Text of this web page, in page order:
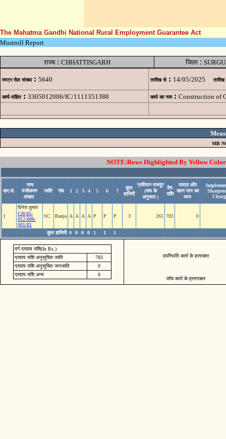
The Mahatma Gandhi National Rural Employment Guarantee Act
Mustroll Report
राज्य: CHHATTISGARH जिला :
मस्टर रोल संख्या : 5640 तारीख से : 14/05/2025 तारीख
कार्य-संहित : 3305012006/IC/1111351388 कार्य का नाम : Construction of
MB
NOTE:Rows Highlighted By Yellow
क्र.सं.
नाम/
पंजीकरण
संख्या
जाति गांव 1 2 3 4 5 6 7
कुल
हाजिरी
प्रतिदन मजदूर
(माप के
अनुसार )
देय
राशि
यात्रा और
खान पान का
व्यय
1
दिनेश कुमार
CH-05-
012-006-
001/81
SC Banja A A A A P P P 3 261 783 0
कुल हाजिरी 0 0 0 0 1 1 1
वर्ग प्रदाय राशि(In Rs.)
प्रदाय राशि अनुसूचित जाति
783
प्रदाय राशि अनुसूचित जनजाति
0
प्रदाय राशि अन्य
0
उपस्थिति कर्ता के हस्ताक्षर
जॉच कर्ता के ह्रस्ताक्षर